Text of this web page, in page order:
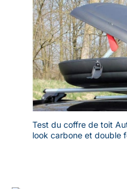
Test du coffre de toit
look carbone et double